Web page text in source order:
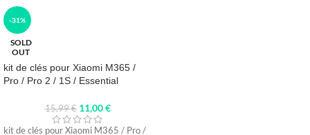
-31%
SOLD
OUT
kit de clés pour Xiaomi M365 /
Pro / Pro 2 / 1S / Essential
15,99€ 11,00€
kit de clés pour Xiaomi M365 / Pro /